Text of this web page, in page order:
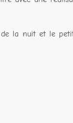
la nuit et le